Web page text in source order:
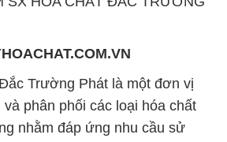
phân phối các loại hóa chất
nhằm đáp ứng nhu cầu sử
một cách tốt nhất.
đến sự hài lòng và đáp ứng
hàng với chất lượng sản phẩm
hợp lý. Chúng tôi luôn coi